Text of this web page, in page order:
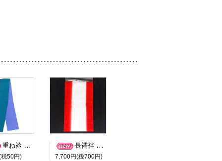
重ね衿 伊達衿 青緑色 紫色 中古 和装小物 ６４０ 貸衣装 レンタル 処分品
50円)
長襦袢 反物 振袖用 正絹 シルク 赤色ぼかし 普通から広幅サイズ ＬＬサイズ ４８
7,700円(税700円)